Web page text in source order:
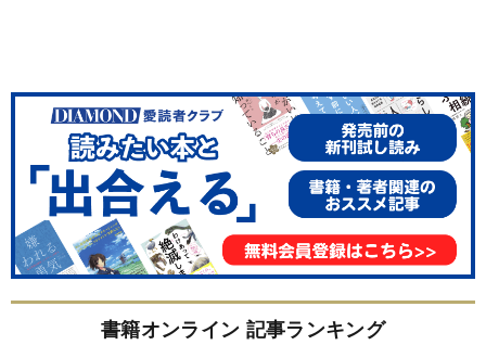
書籍オンライン 記事ランキング